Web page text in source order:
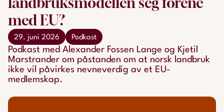
med EU?
29. juni 2026 Podkast
Podkast med Alexander Fossen Lange og Kjetil
Marstrander om påstanden om at norsk landbruk
ikke vil påvirkes nevneverdig av et EU-
medlemskap.